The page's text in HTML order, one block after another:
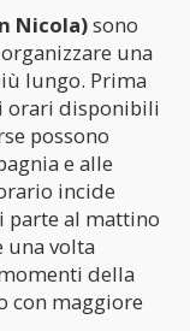
Nicola)sono
una
lungo. Prima
orari disponibili
possono
e alle
incide
parte al mattino
una volta
della
con maggiore